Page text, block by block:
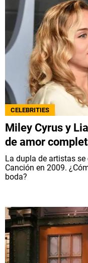
CELEBRITIES
Miley Cyrus y
de amor
La dupla de artistas
Canción en 2009.
boda?